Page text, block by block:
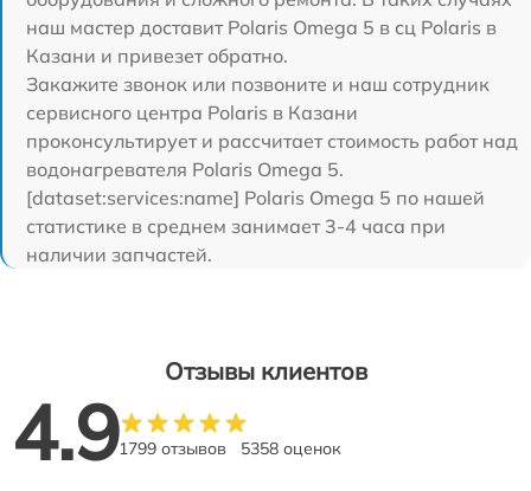
наш мастер доставит Polaris Omega 5 в сц Polaris в
Казани и привезет обратно.
Закажите звонок или позвоните и наш сотрудник
сервисного центра Polaris в Казани
проконсультирует и рассчитает стоимость работ над
водонагревателя Polaris Omega 5.
[dataset:services:name] Polaris Omega 5 по нашей
статистике в среднем занимает 3-4 часа при
наличии запчастей.
Отзывы клиентов
4.91799 отзывов 5358 оценок